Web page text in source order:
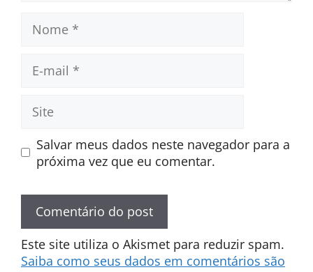
mail
Site
Salvar meus dados neste navegador para a
próxima vez que eu comentar.
Este site utiliza o Akismet para reduzir spam.
Saiba como seus dados em comentários são